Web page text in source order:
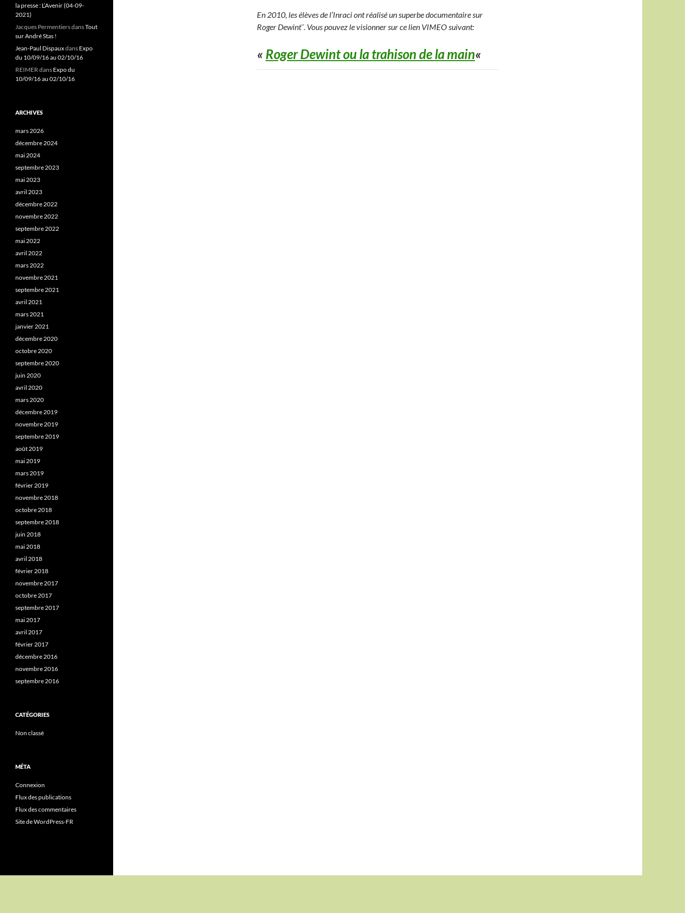
En 2010, les élèves de l’Inraci ont réalisé un superbe documentaire sur
Roger Dewint¨. Vous pouvez le visionner sur ce lien VIMEO suivant:
« Roger Dewint ou la trahison de la main«
la presse : L’Avenir (04-09-
2021)
Jacques PermentiersdansTout
sur André Stas !
Jean-Paul Dispauxdans Expo
du 10/09/16 au 02/10/16
REIMERdans Expo du
10/09/16 au 02/10/16
ARCHIVES
mars 2026
décembre 2024
mai 2024
septembre 2023
mai 2023
avril 2023
décembre 2022
novembre 2022
septembre 2022
mai 2022
avril 2022
mars 2022
novembre 2021
septembre 2021
avril 2021
mars 2021
janvier 2021
décembre 2020
octobre 2020
septembre 2020
juin 2020
avril 2020
mars 2020
décembre 2019
novembre 2019
septembre 2019
août 2019
mai 2019
mars 2019
février 2019
novembre 2018
octobre 2018
septembre 2018
juin 2018
mai 2018
avril 2018
février 2018
novembre 2017
octobre 2017
septembre 2017
mai 2017
avril 2017
février 2017
décembre 2016
novembre 2016
septembre 2016
CATÉGORIES
Non classé
MÉTA
Connexion
Flux des publications
Flux des commentaires
Site de WordPress-FR